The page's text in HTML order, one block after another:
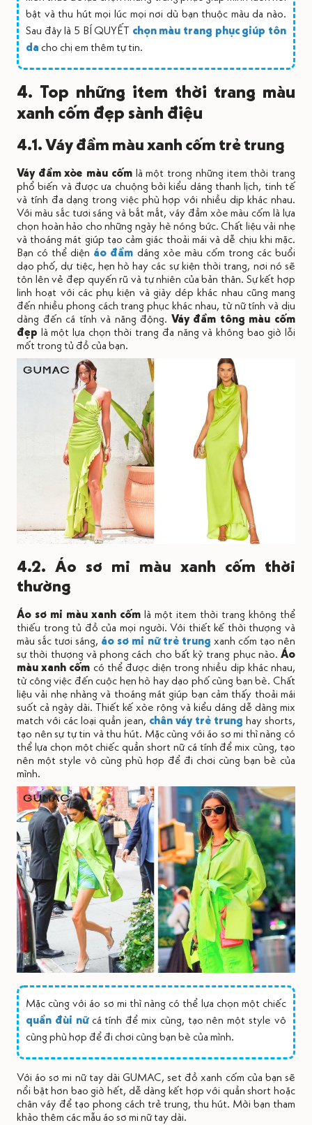
bật và thu hút mọi lúc mọi nơi dù bạn thuộc màu da nào.
Sau đây là 5 BÍ QUYẾT chọn màu trang phục giúp tôn
da cho chị em thêm tự tin.
4. Top những item thời trang màu
xanh cốm đẹp sành điệu
4.1. Váy đầm màu xanh cốm trẻ trung
Váy đầm xòe màu cốm là một trong những item thời trang
phổ biến và được ưa chuộng bởi kiểu dáng thanh lịch, tinh tế
và tính đa dạng trong việc phù hợp với nhiều dịp khác nhau.
Với màu sắc tươi sáng và bắt mắt, váy đầm xòe màu cốm là lựa
chọn hoàn hảo cho những ngày hè nóng bức. Chất liệu vải nhẹ
và thoáng mát giúp tạo cảm giác thoải mái và dễ chịu khi mặc.
Bạn có thể diện áo đầm dáng xòe màu cốm trong các buổi
dạo phố, dự tiệc, hẹn hò hay các sự kiện thời trang, nơi nó sẽ
tôn lên vẻ đẹp quyến rũ và tự nhiên của bản thân. Sự kết hợp
linh hoạt với các phụ kiện và giày dép khác nhau cũng mang
đến nhiều phong cách trang phục khác nhau, từ nữ tính và dịu
dàng đến cá tính và năng động. Váy đầm tông màu cốm
đẹp là một lựa chọn thời trang đa năng và không bao giờ lỗi
mốt trong tủ đồ của bạn.
4.2. Áo sơ mi màu xanh cốm thời
thường
Áo sơ mi màu xanh cốm là một item thời trang không thể
thiếu trong tủ đồ của mọi người. Với thiết kế thời thượng và
màu sắc tươi sáng, áo sơ mi nữ trẻ trung xanh cốm tạo nên
sự thời thượng và phong cách cho bất kỳ trang phục nào. Áo
màu xanh cốm có thể được diện trong nhiều dịp khác nhau,
từ công việc đến cuộc hẹn hò hay dạo phố cùng bạn bè. Chất
liệu vải nhẹ nhàng và thoáng mát giúp bạn cảm thấy thoải mái
suốt cả ngày dài. Thiết kế xòe rộng và kiểu dáng dễ dàng mix
match với các loại quần jean, chân váy trẻ trung hay shorts,
tạo nên sự tự tin và thu hút. Mặc cùng với áo sơ mi thì nàng có
thể lựa chọn một chiếc quần short nữ cá tính để mix cùng, tạo
nên một style vô cùng phù hợp để đi chơi cùng bạn bè của
mình.
Mặc cùng với áo sơ mi thì nàng có thể lựa chọn một chiếc
quần đùi nữcá tính để mix cùng, tạo nên một style vô
cùng phù hợp để đi chơi cùng bạn bè của mình.
Với áo sơ mi nữ tay dài GUMAC, set đồ xanh cốm của bạn sẽ
nổi bật hơn bao giờ hết, dễ dàng kết hợp với quần short hoặc
chân váy để tạo phong cách trẻ trung, thu hút. Mời bạn tham
khảo thêm các mẫu áo sơ mi nữ tay dài.